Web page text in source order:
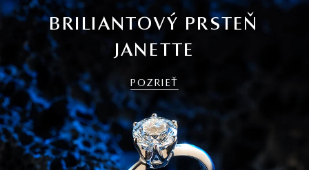
BRILIANTOVÝ PRSTEŇ
JANETTE
POZRIEŤ